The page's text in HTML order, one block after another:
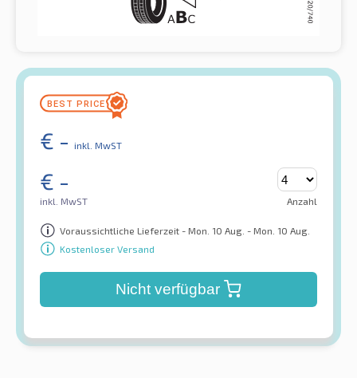
€ - inkl. MwST
€ -
inkl. MwST Anzahl
Voraussichtliche Lieferzeit - Mon. 10 Aug. - Mon. 10 Aug.
Kostenloser Versand
Nicht verfügbar